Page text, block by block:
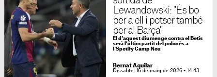
Lewandowski: "És bo
per a ell i potser també
per al Barça"
El d'aquest diumenge contra el Betis
serà l'últim partit del polonès a
l'Spotify Camp Nou
Bernat Aguilar
Dissabte, 16 de maig de 2026 - 14:43